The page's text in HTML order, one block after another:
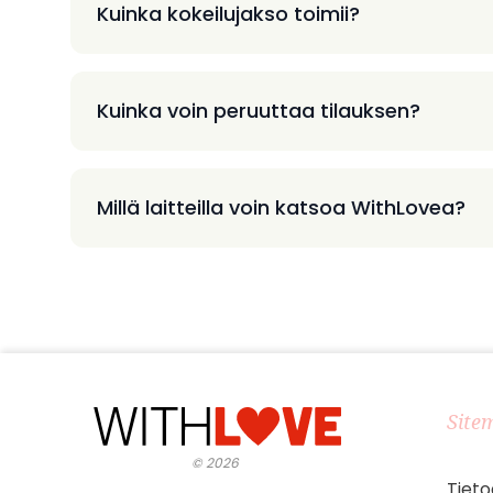
Kuinka kokeilujakso toimii?
Kuinka voin peruuttaa tilauksen?
Millä laitteilla voin katsoa WithLovea?
©2026